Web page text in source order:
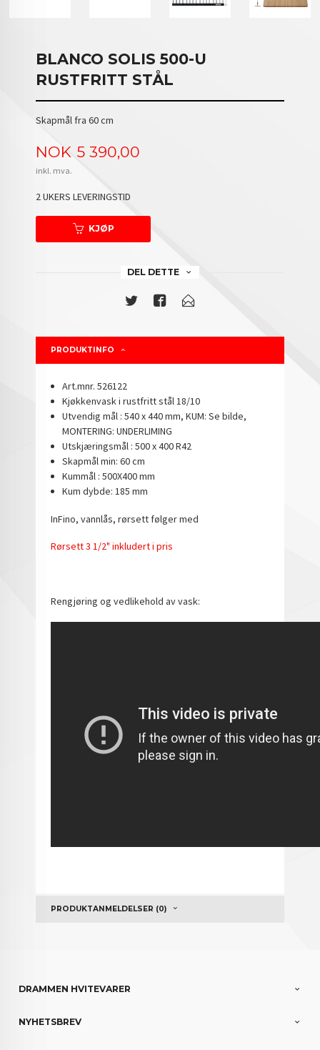
BLANCO SOLIS 500-U
RUSTFRITT STÅL
Skapmål fra 60 cm
Pris
NOK 5 390,00
inkl. mva.
2 UKERS LEVERINGSTID
KJØP
DEL DETTE
PRODUKTINFO
Art.mnr. 526122
Kjøkkenvask i rustfritt stål 18/10
Utvendig mål : 540 x 440 mm, KUM: Se bilde,
MONTERING: UNDERLIMING
Utskjæringsmål : 500 x 400 R42
Skapmål min: 60 cm
Kummål : 500X400 mm
Kum dybde: 185 mm
InFino, vannlås, rørsett følger med
Rørsett 3 1/2" inkludert i pris
Rengjøring og vedlikehold av vask:
PRODUKTANMELDELSER (0)
DRAMMEN HVITEVARER
NYHETSBREV